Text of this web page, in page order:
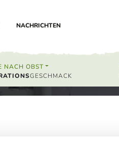
NACHRICHTEN
NACH OBST